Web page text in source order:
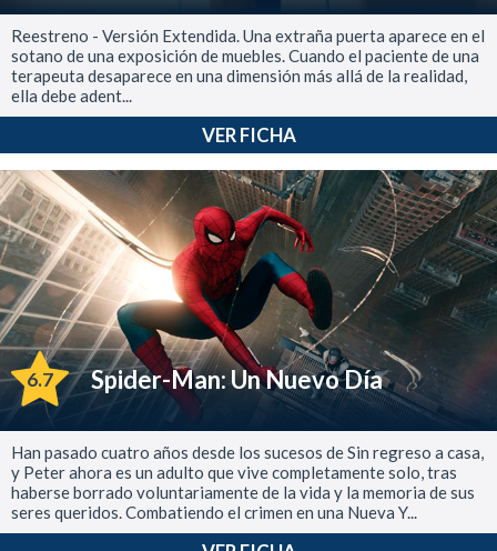
Reestreno - Versión Extendida. Una extraña puerta aparece en el
sotano de una exposición de muebles. Cuando el paciente de una
terapeuta desaparece en una dimensión más allá de la realidad,
ella debe adent...
VER FICHA
6.7 Spider-Man: Un Nuevo Día
Han pasado cuatro años desde los sucesos de Sin regreso a casa,
y Peter ahora es un adulto que vive completamente solo, tras
haberse borrado voluntariamente de la vida y la memoria de sus
seres queridos. Combatiendo el crimen en una Nueva Y...